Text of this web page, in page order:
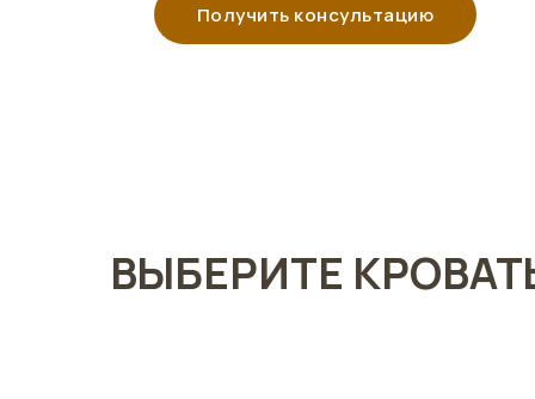
Получить консультацию
ВЫБЕРИТЕ